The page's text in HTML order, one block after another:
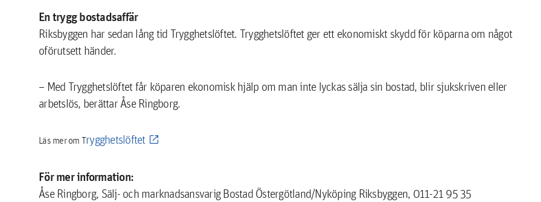
En trygg bostadsaffär
Riksbyggen har sedan lång tid Trygghetslöftet. Trygghetslöftet ger ett ekonomiskt skydd för köparna om något
oförutsett händer.
– Med Trygghetslöftet får köparen ekonomisk hjälp om man inte lyckas sälja sin bostad, blir sjukskriven eller
arbetslös, berättar Åse Ringborg.
Läs mer om Trygghetslöftet
För mer information:
Åse Ringborg, Sälj- och marknadsansvarig Bostad Östergötland/Nyköping Riksbyggen, 011-21 95 35